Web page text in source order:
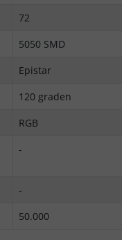
72
5050 SMD
Epistar
120 graden
RGB
-
-
50.000